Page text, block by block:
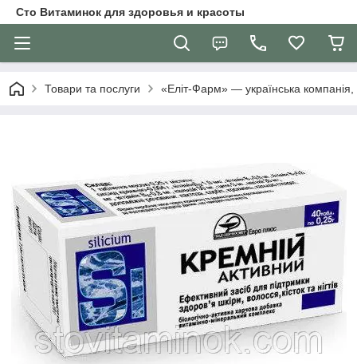
Сто Витаминок для здоровья и красоты
Товари та послуги «Еліт-Фарм» — українська компанія,